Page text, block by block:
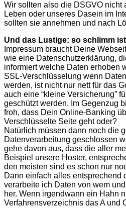
Wir sollten also die DSGVO nicht
Leben oder unseres Dasein im
sollten sie annehmen und nach
Und das Lustige: so schlimm
Impressum braucht Deine
wie eine Datenschutzerklärung,
informiert welche Daten erhoben
SSL-Verschlüsselung wenn
werden, ist nicht nur nett für das
auch eine “kleine Versicherung”
geschützt werden. Im Gegenzug
froh, dass Dein Online-Banking
Verschlüsselte Seite geht oder?
Natürlich müssen dann noch die
Datenverarbeitung geschlossen
gehe davon aus, dass die aller
Beispiel unsere Hoster,
den meisten sind es schon nur
Dann einfach alles entsprechend
verarbeite ich Daten von wem
her. Wenn irgendwann ein Hahn
Verfahrensverzeichnis das A und